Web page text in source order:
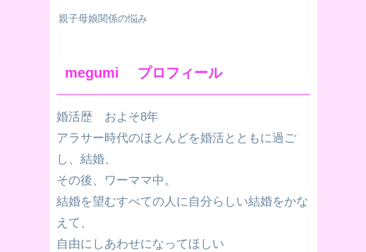
親子母娘関係の悩み
megumi プロフィール
婚活歴 およそ8年
アラサー時代のほとんどを婚活とともに過ご
し、結婚、
その後、ワーママ中。
結婚を望むすべての人に自分らしい結婚をかな
えて、
自由にしあわせになってほしい